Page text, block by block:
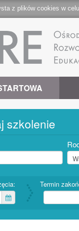
z plików cookies w
szkolenie
Termin